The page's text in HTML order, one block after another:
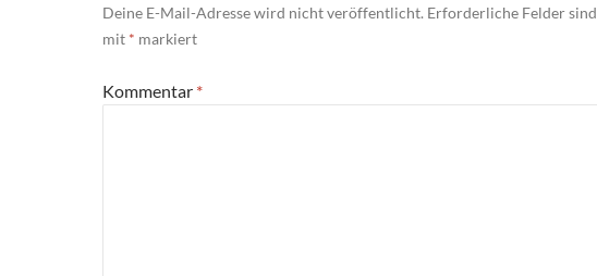
Deine E-Mail-Adresse wird nicht veröffentlicht. Erforderliche Felder sind
mit * markiert
Kommentar *